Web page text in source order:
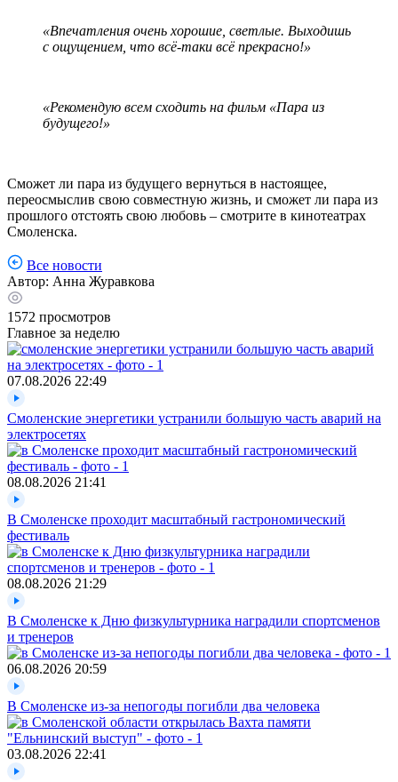
«Впечатления очень хорошие, светлые. Выходишь
с ощущением, что всё-таки всё прекрасно!»
«Рекомендую всем сходить на фильм «Пара из
будущего!»
Сможет ли пара из будущего вернуться в настоящее,
переосмыслив свою совместную жизнь, и сможет ли пара из
прошлого отстоять свою любовь – смотрите в кинотеатрах
Смоленска.
Все новости
Автор: Анна Журавкова
1572 просмотров
Главное за неделю
07.08.2026 22:49
Смоленские энергетики устранили большую часть аварий на
электросетях
08.08.2026 21:41
В Смоленске проходит масштабный гастрономический
фестиваль
08.08.2026 21:29
В Смоленске к Дню физкультурника наградили спортсменов
и тренеров
06.08.2026 20:59
В Смоленске из-за непогоды погибли два человека
03.08.2026 22:41